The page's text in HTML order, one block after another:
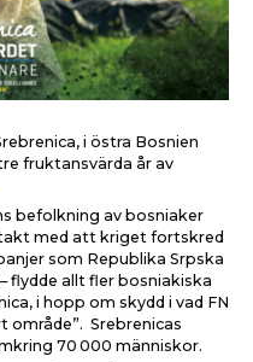
i östra Bosnien
fruktansvärda år av
befolkning av bosniaker
med att kriget fortskred
som Republika Srpska
flydde allt fler bosniakiska
i hopp om skydd i vad FN
område”. Srebrenicas
70000 människor.